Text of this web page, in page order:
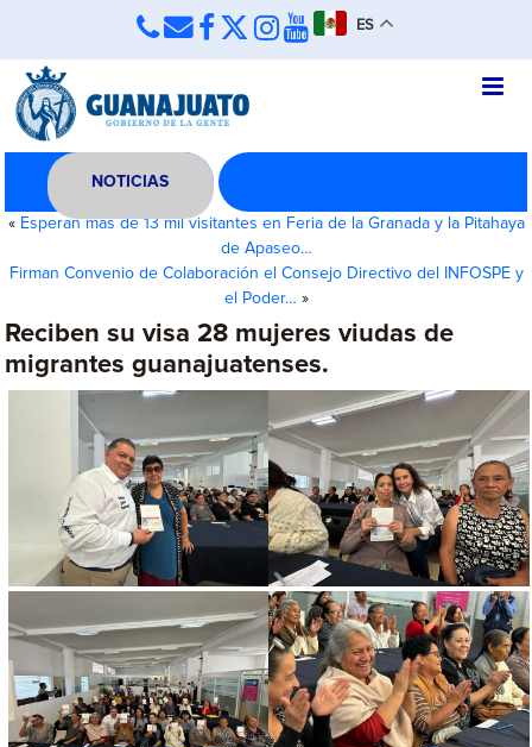
ES
NOTICIAS
« Esperan más de 13 mil visitantes en Feria de la Granada y la Pitahaya
de Apaseo…
Firman Convenio de Colaboración el Consejo Directivo del INFOSPE y
el Poder… »
Reciben su visa 28 mujeres viudas de
migrantes guanajuatenses.